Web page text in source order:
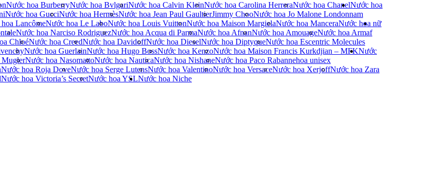
Nước hoa BurberryNước hoa BvlgariNước hoa Calvin KleinNước hoa Carolina HerreraNước hoa Chanel
Nước hoa GucciNước hoa HermèsNước hoa Jean Paul GaultierJimmy ChooNước hoa Jo Malone London
LancômeNước hoa Le LaboNước hoa Louis VuittonNước hoa Maison MargielaNước hoa Mancera
Nước hoa Narciso RodriguezNước hoa Acqua di ParmaNước hoa AfnanNước hoa AmouageNước hoa Armaf
ChloéNước hoa CreedNước hoa DavidoffNước hoa DieselNước hoa DiptyqueNước hoa Escentric Molecules
Nước hoa GuerlainNước hoa Hugo BossNước hoa KenzoNước hoa Maison Francis Kurkdjian – MFK
MuglerNước hoa NasomattoNước hoa NauticaNước hoa NishaneNước hoa Paco Rabanne
Nước hoa Roja DoveNước hoa Serge LutensNước hoa ValentinoNước hoa VersaceNước hoa XerjoffNước hoa Zara
Nước hoa Victoria’s SecretNước hoa YSL
Nước hoa
nam
Nước hoa nữ
Nước
hoa unisex
Nước hoa Niche